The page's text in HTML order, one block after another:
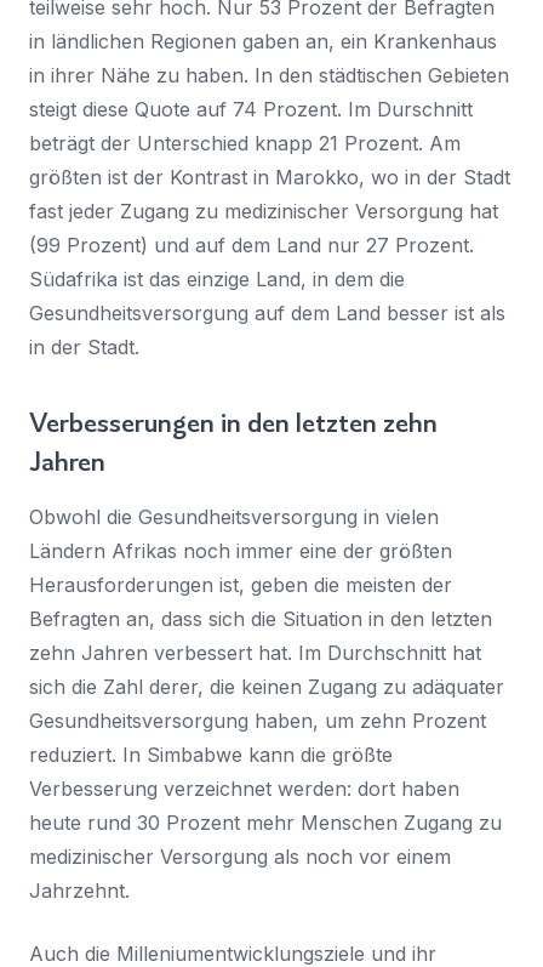
teilweise sehr hoch. Nur 53 Prozent der Befragten
in ländlichen Regionen gaben an, ein Krankenhaus
in ihrer Nähe zu haben. In den städtischen Gebieten
steigt diese Quote auf 74 Prozent. Im Durschnitt
beträgt der Unterschied knapp 21 Prozent. Am
größten ist der Kontrast in Marokko, wo in der Stadt
fast jeder Zugang zu medizinischer Versorgung hat
(99 Prozent) und auf dem Land nur 27 Prozent.
Südafrika ist das einzige Land, in dem die
Gesundheitsversorgung auf dem Land besser ist als
in der Stadt.
Verbesserungen in den letzten zehn
Jahren
Obwohl die Gesundheitsversorgung in vielen
Ländern Afrikas noch immer eine der größten
Herausforderungen ist, geben die meisten der
Befragten an, dass sich die Situation in den letzten
zehn Jahren verbessert hat. Im Durchschnitt hat
sich die Zahl derer, die keinen Zugang zu adäquater
Gesundheitsversorgung haben, um zehn Prozent
reduziert. In Simbabwe kann die größte
Verbesserung verzeichnet werden: dort haben
heute rund 30 Prozent mehr Menschen Zugang zu
medizinischer Versorgung als noch vor einem
Jahrzehnt.
Auch die Milleniumentwicklungsziele und ihr